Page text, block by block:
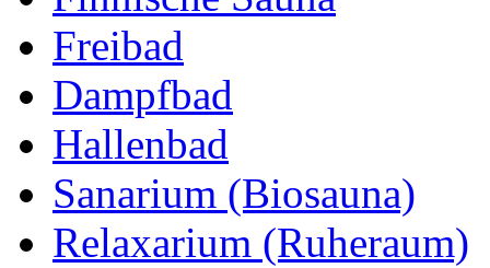
Freibad
Dampfbad
Hallenbad
Sanarium (Biosauna)
Relaxarium (Ruheraum)